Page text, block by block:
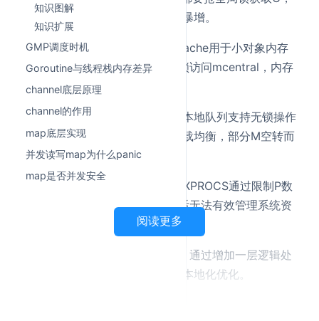
知识图解
知识扩展
GMP调度时机
Goroutine与线程栈内存差异
channel底层原理
channel的作用
map底层实现
并发读写map为什么panic
map是否并发安全
高并发下锁成为瓶颈，调度延迟暴增。
第二，失去本地缓存。P持有mcache用于小对象内存
分配，去掉P后每次分配都要加锁访问mcentral，内存
分配效率骤降。
第三，无法work stealing。P的本地队列支持无锁操作
和任务窃取，去掉后无法实现负载均衡，部分M空转而
其他M过载。
第四，失去并行度控制。GOMAXPROCS通过限制P数
量精确控制并行线程数，去掉P后无法有效管理系统资
，通过增加一层逻辑处
理器，实现了高效的两级调度和本地化优化。
阅读更多